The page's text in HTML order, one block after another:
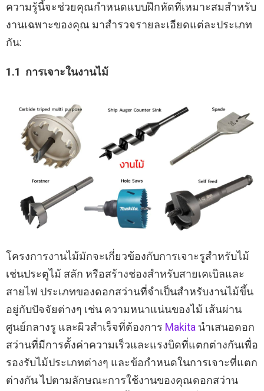
ความรู้นี้จะช่วยคุณกำหนดแบบฝึกหัดที่เหมาะสมสำหรับ
งานเฉพาะของคุณ มาสำรวจรายละเอียดแต่ละประเภท
กัน:
1.1 การเจาะในงานไม้
โครงการงานไม้มักจะเกี่ยวข้องกับการเจาะรูสำหรับไม้
เช่นประตูไม้ สลัก หรือสร้างช่องสำหรับสายเคเบิลและ
สายไฟ ประเภทของดอกสว่านที่จำเป็นสำหรับงานไม้ขึ้น
อยู่กับปัจจัยต่างๆ เช่น ความหนาแน่นของไม้ เส้นผ่าน
ศูนย์กลางรู และผิวสำเร็จที่ต้องการ Makita นำเสนอดอก
สว่านที่มีการตั้งค่าความเร็วและแรงบิดที่แตกต่างกันเพื่อ
รองรับไม้ประเภทต่างๆ และข้อกำหนดในการเจาะที่แตก
ต่างกัน ไปตามลักษณะการใช้งานของคุณดอกสว่าน